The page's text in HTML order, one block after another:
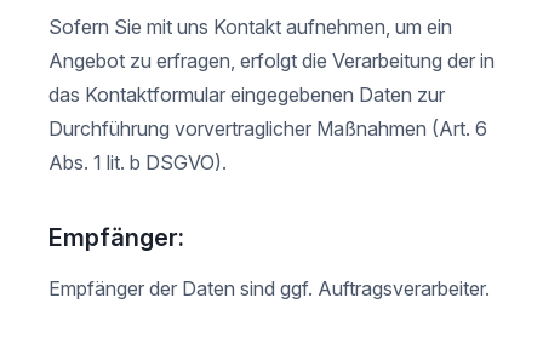
Sofern Sie mit uns Kontakt aufnehmen, um ein
Angebot zu erfragen, erfolgt die Verarbeitung der in
das Kontaktformular eingegebenen Daten zur
Durchführung vorvertraglicher Maßnahmen (Art. 6
Abs. 1 lit. b DSGVO).
Empfänger:
Empfänger der Daten sind ggf. Auftragsverarbeiter.